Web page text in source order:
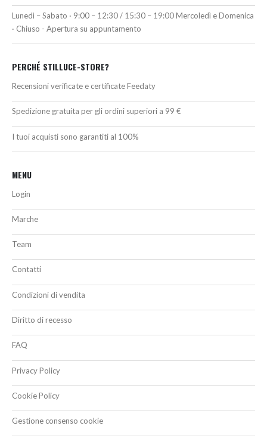
Lunedì – Sabato · 9:00 – 12:30 / 15:30 – 19:00 Mercoledì e Domenica
· Chiuso - Apertura su appuntamento
PERCHÉ STILLUCE-STORE?
Recensioni verificate e certificate Feedaty
Spedizione gratuita per gli ordini superiori a 99 €
I tuoi acquisti sono garantiti al 100%
MENU
Login
Marche
Team
Contatti
Condizioni di vendita
Diritto di recesso
FAQ
Privacy Policy
Cookie Policy
Gestione consenso cookie